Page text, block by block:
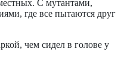
С мутантами,
где все пытаются друг
чем сидел в голове у